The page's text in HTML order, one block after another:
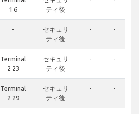
1 6
ティ後
-
セキュリ
ティ後
- -
Terminal
2 23
セキュリ
ティ後
- -
Terminal
2 29
セキュリ
ティ後
- -